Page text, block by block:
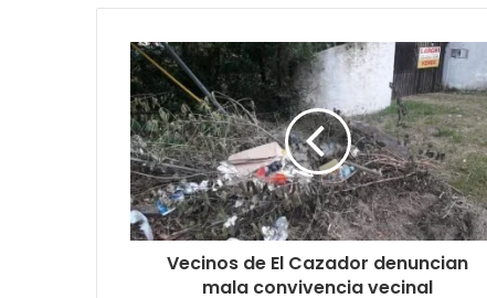
Vecinos de El Cazador denuncian
mala convivencia vecinal